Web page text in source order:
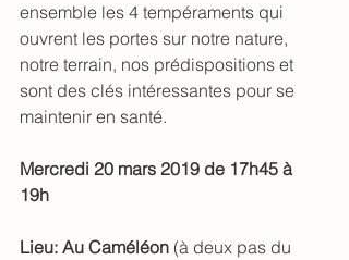
ensemble les 4 tempéraments qui
ouvrent les portes sur notre nature,
notre terrain, nos prédispositions et
sont des clés intéressantes pour se
maintenir en santé.
Mercredi 20 mars 2019 de 17h45 à
19h
Lieu: Au Caméléon (à deux pas du